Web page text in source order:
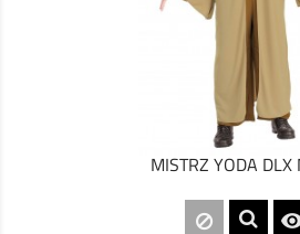
MISTRZ YODA DLX